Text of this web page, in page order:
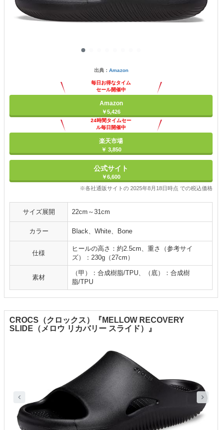
出典： Amazon
毎日お得なタイム
セール開催中
Amazon
￥5,426
24時間タイムセー
ル毎日開催中
楽天市場
￥ 3,850
公式サイト
￥6,600
※各社通販サイトの 2025年8月18日時点 での税込価格
サイズ展開 22cm～31cm
カラー Black、White、Bone
仕様
ヒールの高さ：約2.5cm、重さ（参考サイ
ズ）：230g（27cm）
素材
（甲）：合成樹脂/TPU、（底）：合成樹
脂/TPU
CROCS（クロックス）『MELLOW RECOVERY
SLIDE（メロウ リカバリー スライド）』